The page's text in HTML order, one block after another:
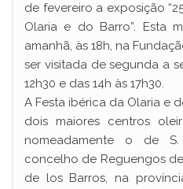
de fevereiro a exposição
Olaria e do Barro”. Esta
amanhã, às 18h, na
ser visitada de segunda a
12h30 e das 14h às 17h30.
A Festa ibérica da Olaria e
dois maiores centros
nomeadamente o de
concelho de Reguengos
de los Barros, na